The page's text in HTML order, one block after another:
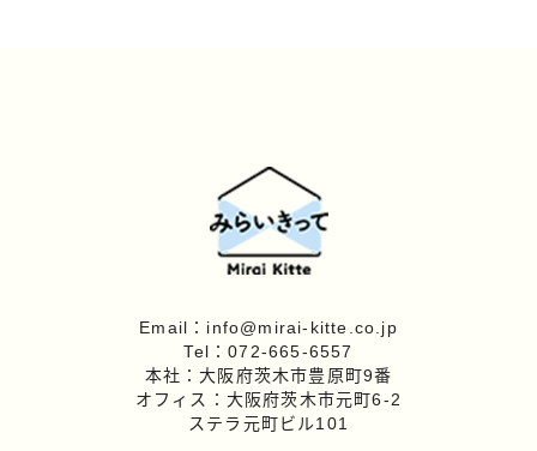
Email：info@mirai-kitte.co.jp
Tel：072-665-6557
本社：大阪府茨木市豊原町9番
オフィス：大阪府茨木市元町6-2
ステラ元町ビル101